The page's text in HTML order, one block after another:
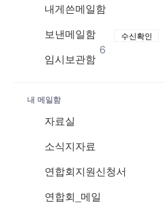
내게쓴메일함
보낸메일함
수신확인
임시보관함
6
내 메일함
자료실
소식지자료
연합회지원신청서
연합회_메일